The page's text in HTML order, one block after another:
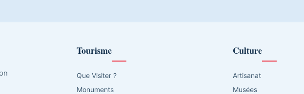
Tourisme
Que Visiter ?
Monuments
Culture
Artisanat
Musées